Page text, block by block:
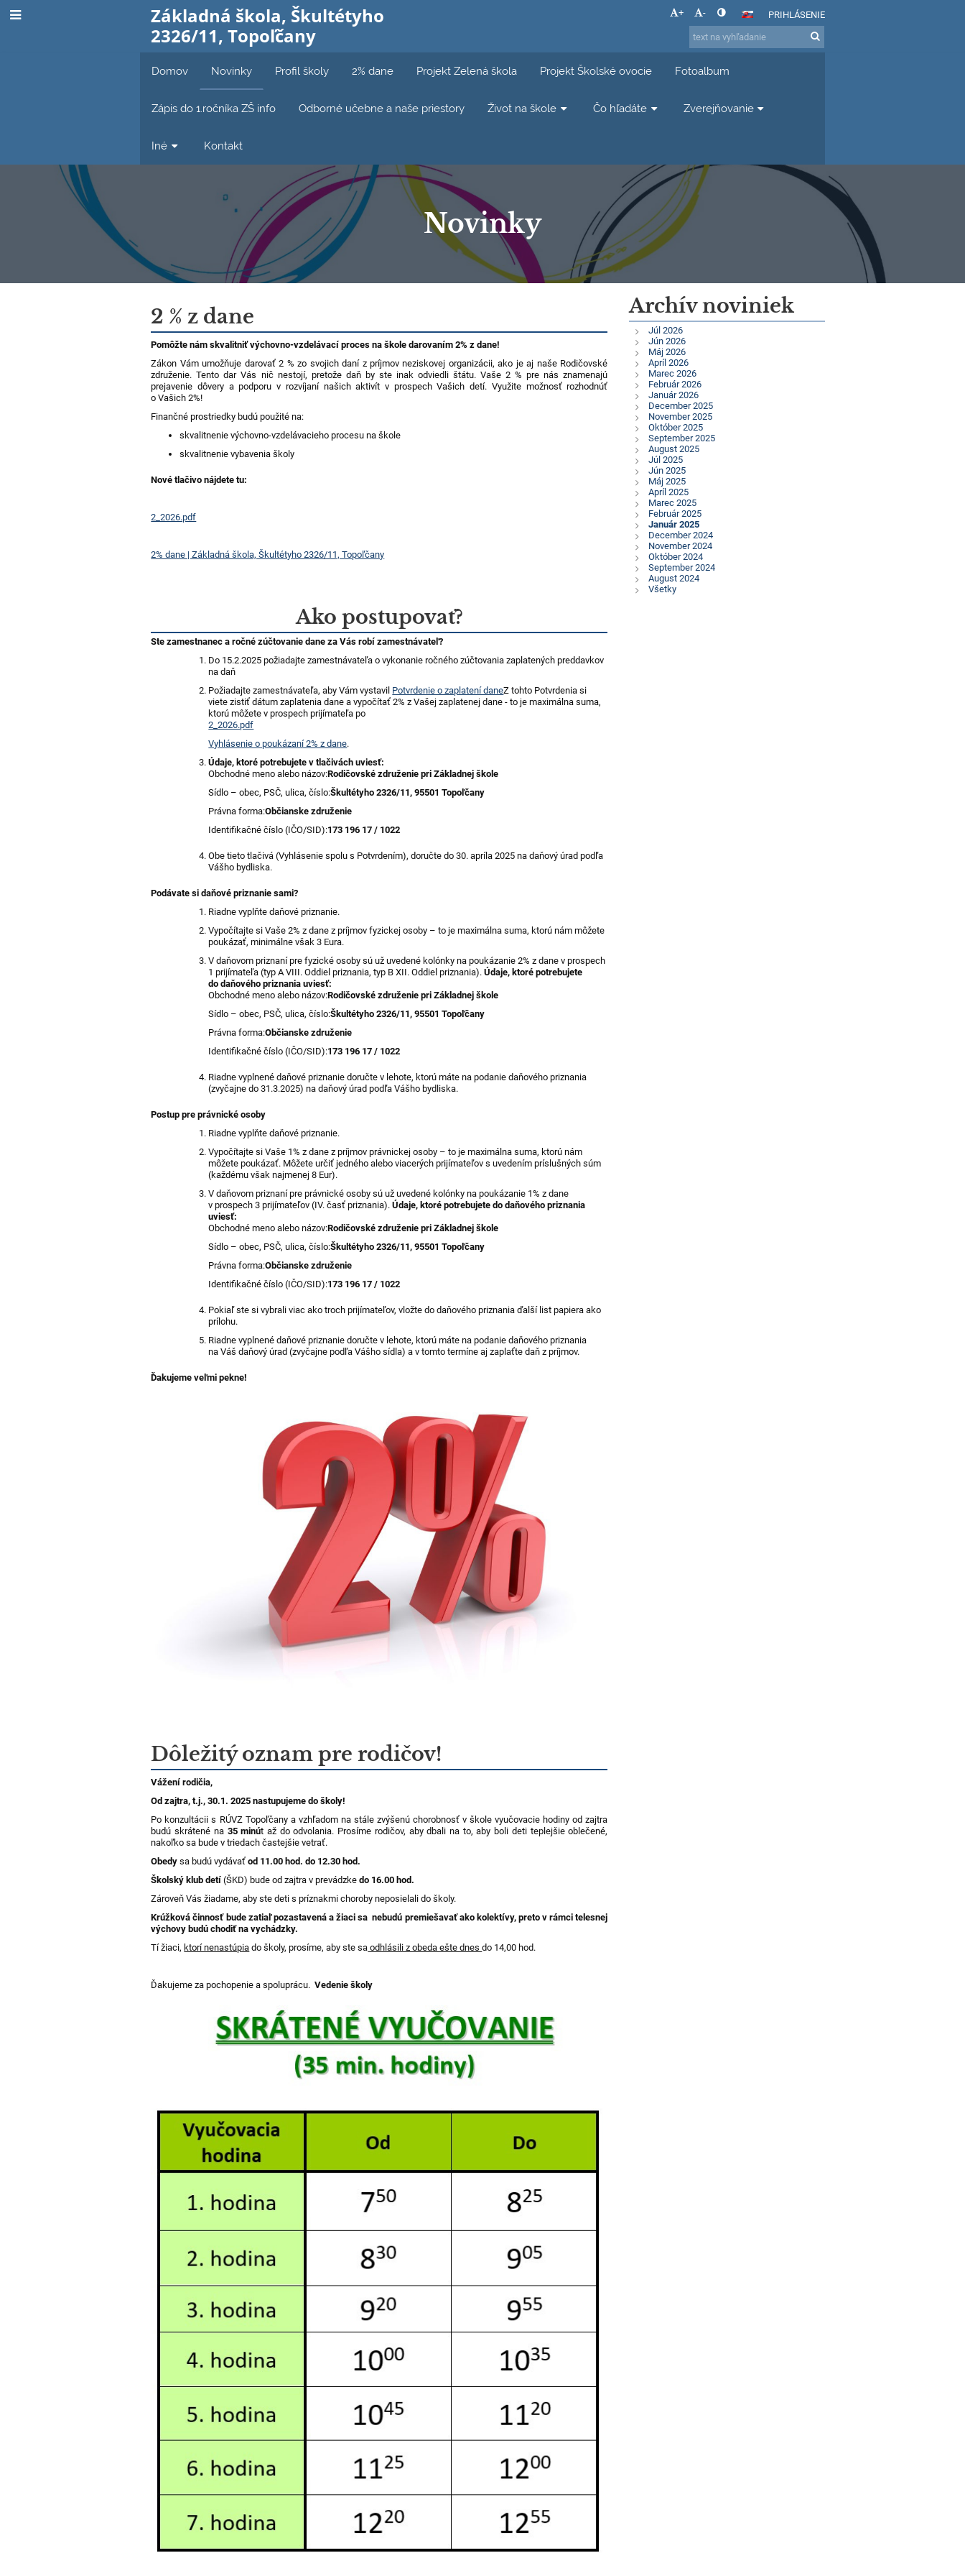
Základná škola, Škultétyho
2326/11, Topoľčany
+ - PRIHLÁSENIE
Domov Novinky Profil školy 2% dane Projekt Zelená škola Projekt Školské ovocie Fotoalbum
Zápis do 1.ročníka ZŠ info Odborné učebne a naše priestory Život na škole Čo hľadáte Zverejňovanie
Iné Kontakt
Novinky
Novinky
2 % z dane
Pomôžte nám skvalitniť výchovno-vzdelávací proces na škole darovaním 2% z dane!
Zákon Vám umožňuje darovať 2 % zo svojich daní z príjmov neziskovej organizácii, ako je aj naše Rodičovské
združenie. Tento dar Vás nič nestojí, pretože daň by ste inak odviedli štátu. Vaše 2 % pre nás znamenajú
prejavenie dôvery a podporu v rozvíjaní našich aktivít v prospech Vašich detí. Využite možnosť rozhodnúť
o Vašich 2%!
Finančné prostriedky budú použité na:
skvalitnenie výchovno-vzdelávacieho procesu na škole
skvalitnenie vybavenia školy
Nové tlačivo nájdete tu:
2_2026.pdf
2% dane | Základná škola, Škultétyho 2326/11, Topoľčany
Ako postupovať?
Ste zamestnanec a ročné zúčtovanie dane za Vás robí zamestnávateľ?
Do 15.2.2025 požiadajte zamestnávateľa o vykonanie ročného zúčtovania zaplatených preddavkov
na daň
Požiadajte zamestnávateľa, aby Vám vystavil Potvrdenie o zaplatení daneZ tohto Potvrdenia si
viete zistiť dátum zaplatenia dane a vypočítať 2% z Vašej zaplatenej dane - to je maximálna suma,
ktorú môžete v prospech prijímateľa po
2_2026.pdf
Vyhlásenie o poukázaní 2% z dane.
Údaje, ktoré potrebujete v tlačivách uviesť:
Obchodné meno alebo názov:Rodičovské združenie pri Základnej škole
Sídlo – obec, PSČ, ulica, číslo:Škultétyho 2326/11, 95501 Topoľčany
Právna forma:Občianske združenie
Identifikačné číslo (IČO/SID):173 196 17 / 1022
Obe tieto tlačivá (Vyhlásenie spolu s Potvrdením), doručte do 30. apríla 2025 na daňový úrad podľa
Vášho bydliska.
Podávate si daňové priznanie sami?
Riadne vyplňte daňové priznanie.
Vypočítajte si Vaše 2% z dane z príjmov fyzickej osoby – to je maximálna suma, ktorú nám môžete
poukázať, minimálne však 3 Eura.
V daňovom priznaní pre fyzické osoby sú už uvedené kolónky na poukázanie 2% z dane v prospech
1 prijímateľa (typ A VIII. Oddiel priznania, typ B XII. Oddiel priznania).Údaje, ktoré potrebujete
do daňového priznania uviesť:
Obchodné meno alebo názov:Rodičovské združenie pri Základnej škole
Sídlo – obec, PSČ, ulica, číslo:Škultétyho 2326/11, 95501 Topoľčany
Právna forma:Občianske združenie
Identifikačné číslo (IČO/SID):173 196 17 / 1022
Riadne vyplnené daňové priznanie doručte v lehote, ktorú máte na podanie daňového priznania
(zvyčajne do 31.3.2025) na daňový úrad podľa Vášho bydliska.
Postup pre právnické osoby
Riadne vyplňte daňové priznanie.
Vypočítajte si Vaše 1% z dane z príjmov právnickej osoby – to je maximálna suma, ktorú nám
môžete poukázať. Môžete určiť jedného alebo viacerých prijímateľov s uvedením príslušných súm
(každému však najmenej 8 Eur).
V daňovom priznaní pre právnické osoby sú už uvedené kolónky na poukázanie 1% z dane
v prospech 3 prijímateľov (IV. časť priznania).Údaje, ktoré potrebujete do daňového priznania
uviesť:
Obchodné meno alebo názov:Rodičovské združenie pri Základnej škole
Sídlo – obec, PSČ, ulica, číslo:Škultétyho 2326/11, 95501 Topoľčany
Právna forma:Občianske združenie
Identifikačné číslo (IČO/SID):173 196 17 / 1022
Pokiaľ ste si vybrali viac ako troch prijímateľov, vložte do daňového priznania ďalší list papiera ako
prílohu.
Riadne vyplnené daňové priznanie doručte v lehote, ktorú máte na podanie daňového priznania
na Váš daňový úrad (zvyčajne podľa Vášho sídla) a v tomto termíne aj zaplaťte daň z príjmov.
Ďakujeme veľmi pekne!
Dôležitý oznam pre rodičov!
Vážení rodičia,
Od zajtra, t.j., 30.1. 2025 nastupujeme do školy!
Po konzultácii s RÚVZ Topoľčany a vzhľadom na stále zvýšenú chorobnosť v škole vyučovacie hodiny od zajtra
budú skrátené na 35 minút až do odvolania. Prosíme rodičov, aby dbali na to, aby boli deti teplejšie oblečené,
nakoľko sa bude v triedach častejšie vetrať.
Obedy sa budú vydávaťod 11.00 hod. do 12.30 hod.
Školský klub detí(ŠKD) bude od zajtra v prevádzkedo 16.00 hod.
Zároveň Vás žiadame, aby ste deti s príznakmi choroby neposielali do školy.
Krúžková činnosť bude zatiaľ pozastavená a žiaci sa nebudú premiešavať ako kolektívy, preto v rámci telesnej
výchovy budú chodiť na vychádzky.
Tí žiaci, ktorí nenastúpia do školy, prosíme, aby ste sa odhlásili z obeda ešte dnesdo 14,00 hod.
Ďakujeme za pochopenie a spoluprácu.Vedenie školy
Archív noviniek
Júl 2026
Jún 2026
Máj 2026
Apríl 2026
Marec 2026
Február 2026
Január 2026
December 2025
November 2025
Október 2025
September 2025
August 2025
Júl 2025
Jún 2025
Máj 2025
Apríl 2025
Marec 2025
Február 2025
Január 2025
December 2024
November 2024
Október 2024
September 2024
August 2024
Všetky